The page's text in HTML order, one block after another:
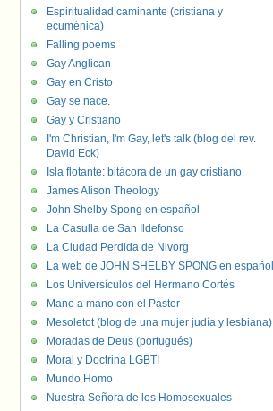
Espiritualidad caminante (cristiana y
ecuménica)
Falling poems
Gay Anglican
Gay en Cristo
Gay se nace.
Gay y Cristiano
I'm Christian, I'm Gay, let's talk (blog del rev.
David Eck)
Isla flotante: bitácora de un gay cristiano
James Alison Theology
John Shelby Spong en español
La Casulla de San Ildefonso
La Ciudad Perdida de Nivorg
La web de JOHN SHELBY SPONG en español
Los Universículos del Hermano Cortés
Mano a mano con el Pastor
Mesoletot (blog de una mujer judía y lesbiana)
Moradas de Deus (portugués)
Moral y Doctrina LGBTI
Mundo Homo
Nuestra Señora de los Homosexuales